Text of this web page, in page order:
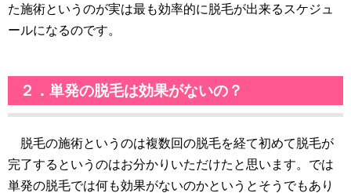
た施術というのが実は最も効率的に脱毛が出来るスケジュ
ールになるのです。
２．単発の脱毛は効果がないの？
脱毛の施術というのは複数回の脱毛を経て初めて脱毛が
完了するというのはお分かりいただけたと思います。では
単発の脱毛では何も効果がないのかというとそうでもあり